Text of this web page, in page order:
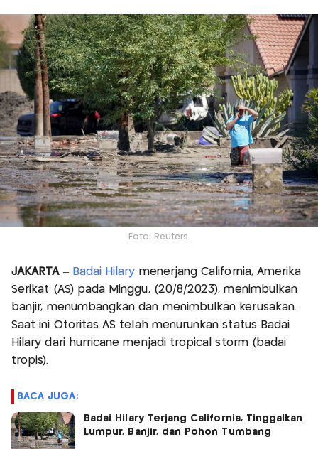
Foto: Reuters.
JAKARTA– Badai Hilary menerjang California, Amerika
Serikat (AS) pada Minggu, (20/8/2023), menimbulkan
banjir, menumbangkan dan menimbulkan kerusakan.
Saat ini Otoritas AS telah menurunkan status Badai
Hilary dari hurricane menjadi tropical storm (badai
tropis).
BACA JUGA:
Badai Hilary Terjang California, Tinggalkan
Lumpur, Banjir, dan Pohon Tumbang